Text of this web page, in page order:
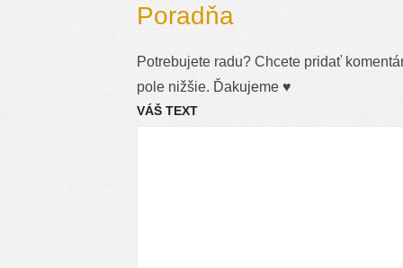
Poradňa
Potrebujete radu? Chcete pridať
pole nižšie. Ďakujeme ♥
VÁŠ TEXT